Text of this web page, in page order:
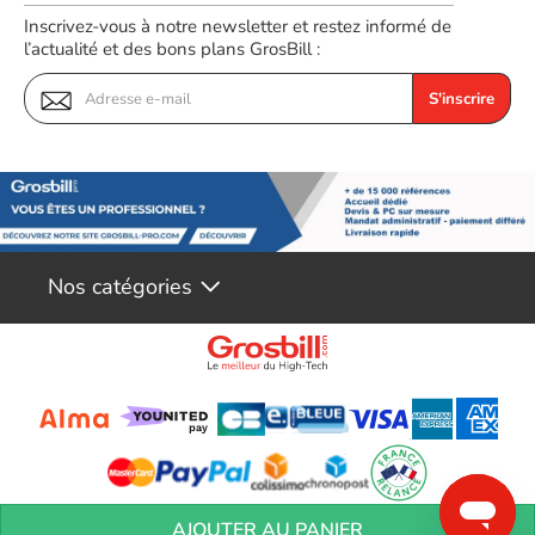
Fabrication de qualité pour une connexion stable.
Résistant à l'huile, à la chaleur et aux UV.
Compatible HDMI et VGA.
Mise en place rapide et facile.
Câble 0.0m inclus.
La connectique HDMI mâle / VGA Femelle (HD15) monobloc est
une solution complète pour relier et connecter des périphériques
TV/Hifi/Vidéo. Avec ses connecteurs robustes et de qualité, sa
facilité d'utilisation et son installation rapide, c'est une excellente
solution pour tous les usages.
Inscrivez-vous à notre newsletter et restez informé de
l’actualité et des bons plans GrosBill :
S'inscrire
Nos catégories
Conditions générales de réservation Conditions générales de vente
Mentions